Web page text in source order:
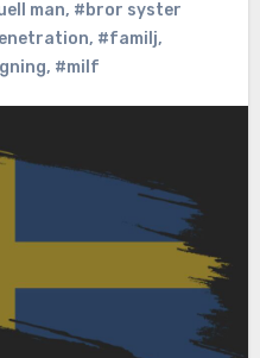
man, #bror syster
, #familj,
, #milf